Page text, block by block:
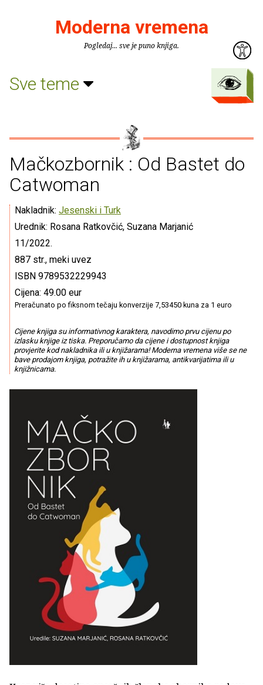
Moderna vremena
Pogledaj... sve je puno knjiga.
Sve teme
Mačkozbornik : Od Bastet do
Catwoman
Nakladnik: Jesenski i Turk
Urednik: Rosana Ratkovčić, Suzana Marjanić
11/2022.
887 str., meki uvez
ISBN 9789532229943
Cijena: 49.00 eur
Preračunato po fiksnom tečaju konverzije 7,53450 kuna za 1 euro
Cijene knjiga su informativnog karaktera, navodimo prvu cijenu po
izlasku knjige iz tiska. Preporučamo da cijene i dostupnost knjiga
provjerite kod nakladnika ili u knjižarama! Moderna vremena više se ne
bave prodajom knjiga, potražite ih u knjižarama, antikvarijatima ili u
knjižnicama.